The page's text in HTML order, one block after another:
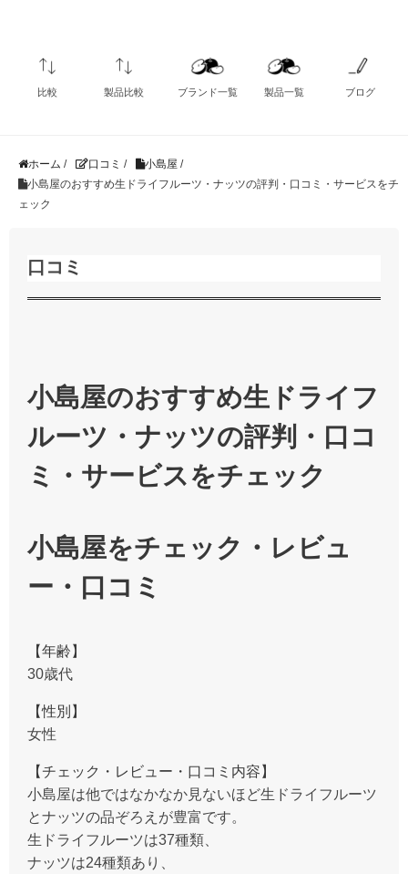
比較 製品比較 ブランド一覧 製品一覧 ブログ
ホーム / 口コミ / 小島屋 /
小島屋のおすすめ生ドライフルーツ・ナッツの評判・口コミ・サービスをチ
ェック
口コミ
小島屋のおすすめ生ドライフ
ルーツ・ナッツの評判・口コ
ミ・サービスをチェック
小島屋をチェック・レビュ
ー・口コミ
【年齢】
30歳代
【性別】
女性
【チェック・レビュー・口コミ内容】
小島屋は他ではなかなか見ないほど生ドライフルーツ
とナッツの品ぞろえが豊富です。
生ドライフルーツは37種類、
ナッツは24種類あり、